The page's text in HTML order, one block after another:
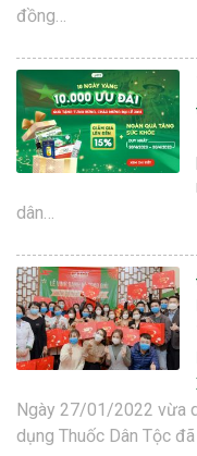
đồng…
dân…
Ngày 27/01/2022 vừa
dụng Thuốc Dân Tộc